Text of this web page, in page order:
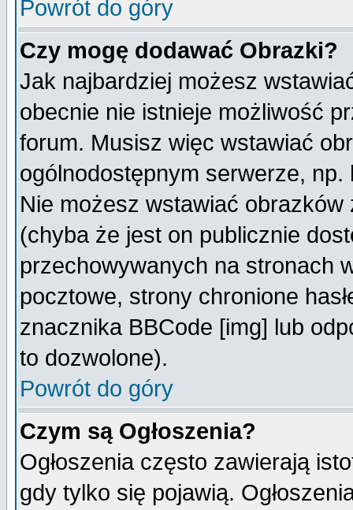
Powrót do góry
Czy mogę dodawać Obrazki?
Jak najbardziej możesz
obecnie nie istnieje możliwość
forum. Musisz więc wstawiać
ogólnodostępnym serwerze,
Nie możesz wstawiać
(chyba że jest on publicznie
przechowywanych na stronach
pocztowe, strony chronione
znacznika BBCode [img] lub
to dozwolone).
Powrót do góry
Czym są Ogłoszenia?
Ogłoszenia często zawierają
gdy tylko się pojawią.